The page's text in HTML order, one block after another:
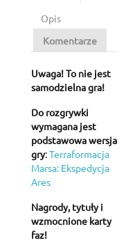
Opis
Komentarze
Uwaga! To nie jest
samodzielna gra!
Do rozgrywki
wymagana jest
podstawowa wersja
gry:Terraformacja
Marsa: Ekspedycja
Ares
Nagrody, tytuły i
wzmocnione karty
faz!